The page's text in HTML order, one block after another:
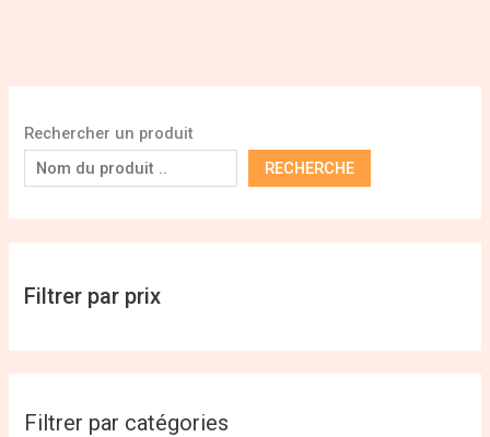
Rechercher un produit
RECHERCHE
Filtrer par prix
Filtrer par catégories